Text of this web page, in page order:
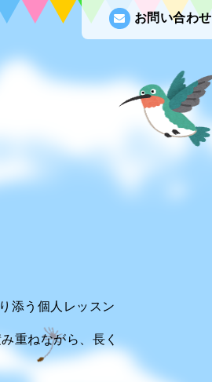
お問い合わせ
添う個人レッスン
重ねながら、長く